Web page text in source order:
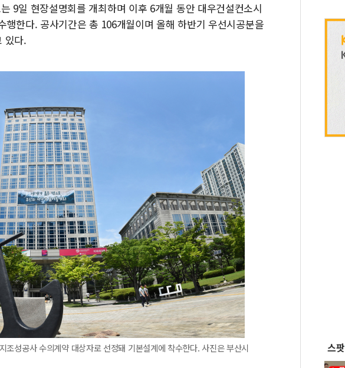
9일 현장설명회를 개최하며 이후 6개월 동안 대우건설컨소시
행한다. 공사기간은 총 106개월이며 올해 하반기 우선시공분을
있다.
조성공사 수의계약 대상자로 선정돼 기본설계에 착수한다. 사진은 부산시
스팟